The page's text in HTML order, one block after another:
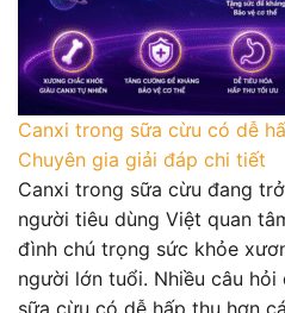
Canxi trong sữa cừu có dễ
Chuyên gia giải đáp chi tiết
Canxi trong sữa cừu đang
người tiêu dùng Việt quan
đình chú trọng sức khỏe
người lớn tuổi. Nhiều câu